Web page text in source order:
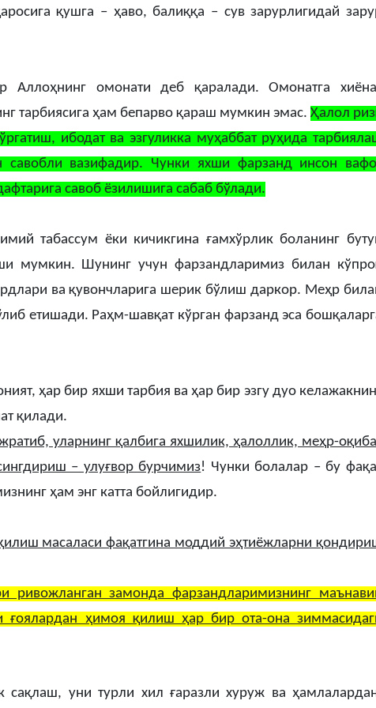
қушга – ҳаво, балиққа – сув зарурлигидай
Аллоҳнинг омонати деб қаралади. Омонатга
тарбиясига ҳам бепарво қараш мумкин эмас. Ҳалол
ибодат ва эзгуликка муҳаббат руҳида
вазифадир. Чунки яхши фарзанд инсон
савоб ёзилишига сабаб бўлади.
табассум ёки кичикгина ғамхўрлик боланинг
мумкин. Шунинг учун фарзандларимиз билан
ва қувончларига шерик бўлиш даркор. Меҳр
етишади. Раҳм-шавқат кўрган фарзанд эса
ҳар бир яхши тарбия ва ҳар бир эзгу дуо
қилади.
уларнинг қалбига яхшилик, ҳалоллик, меҳр-
– улуғвор бурчимиз! Чунки болалар – бу
ҳам энг катта бойлигидир.
масаласи фақатгина моддий эҳтиёжларни
ривожланган замонда фарзандларимизнинг
ғоялардан ҳимоя қилиш ҳар бир ота-она
уни турли хил ғаразли хуруж ва